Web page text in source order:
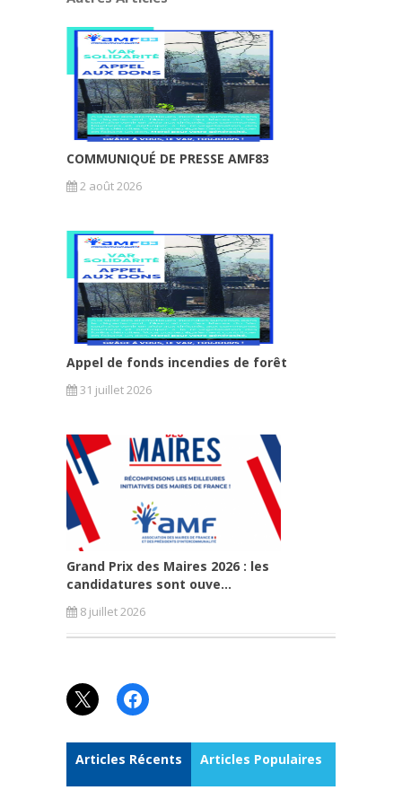
COMMUNIQUÉ DE PRESSE AMF83
2 août 2026
Appel de fonds incendies de forêt
31 juillet 2026
Grand Prix des Maires 2026 : les
candidatures sont ouve...
8 juillet 2026
X Facebook
Articles Récents Articles Populaires